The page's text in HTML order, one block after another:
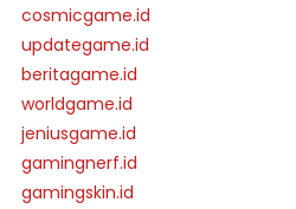
cosmicgame.id
updategame.id
beritagame.id
worldgame.id
jeniusgame.id
gamingnerf.id
gamingskin.id